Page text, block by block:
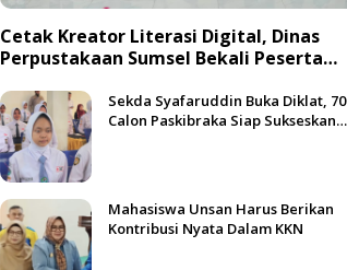
Cetak Kreator Literasi Digital, Dinas
Perpustakaan Sumsel Bekali Peserta
Sekda Syafaruddin Buka Diklat, 70
Calon Paskibraka Siap Sukseskan
Mahasiswa Unsan Harus Berikan
Kontribusi Nyata Dalam KKN